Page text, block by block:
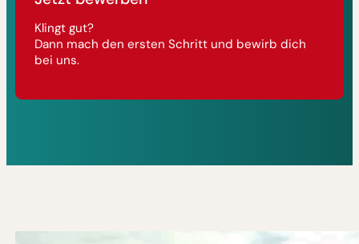
Klingt gut?
Dann mach den ersten Schritt und bewirb dich
bei uns.